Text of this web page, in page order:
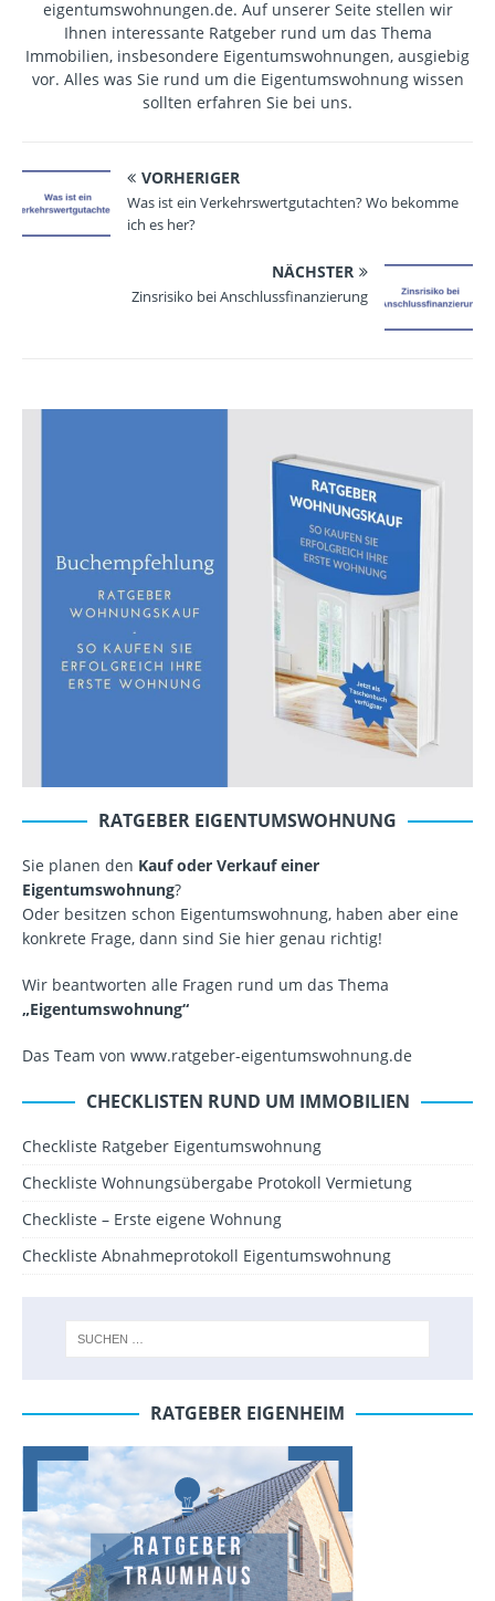
eigentumswohnungen.de. Auf unserer Seite stellen wir
Ihnen interessante Ratgeber rund um das Thema
Immobilien, insbesondere Eigentumswohnungen, ausgiebig
vor. Alles was Sie rund um die Eigentumswohnung wissen
sollten erfahren Sie bei uns.
VORHERIGER
Was ist ein Verkehrswertgutachten? Wo bekomme
ich es her?
NÄCHSTER
Zinsrisiko bei Anschlussfinanzierung
RATGEBER EIGENTUMSWOHNUNG
Sie planen den Kauf oder Verkauf einer
Eigentumswohnung?
Oder besitzen schon Eigentumswohnung, haben aber eine
konkrete Frage, dann sind Sie hier genau richtig!
Wir beantworten alle Fragen rund um das Thema
„Eigentumswohnung“
Das Team von www.ratgeber-eigentumswohnung.de
CHECKLISTEN RUND UM IMMOBILIEN
Checkliste Ratgeber Eigentumswohnung
Checkliste Wohnungsübergabe Protokoll Vermietung
Checkliste – Erste eigene Wohnung
Checkliste Abnahmeprotokoll Eigentumswohnung
RATGEBER EIGENHEIM